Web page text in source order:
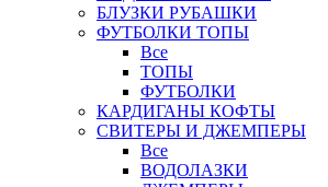
БЛУЗКИ РУБАШКИ
ФУТБОЛКИ ТОПЫ
Все
ТОПЫ
ФУТБОЛКИ
КАРДИГАНЫ КОФТЫ
СВИТЕРЫ И ДЖЕМПЕРЫ
Все
ВОДОЛАЗКИ